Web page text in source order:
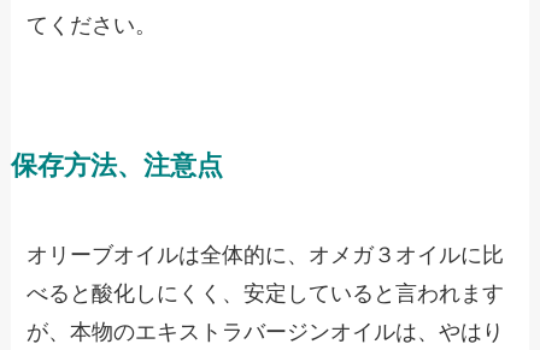
てください。
保存方法、注意点
オリーブオイルは全体的に、オメガ３オイルに比
べると酸化しにくく、安定していると言われます
が、本物のエキストラバージンオイルは、やはり